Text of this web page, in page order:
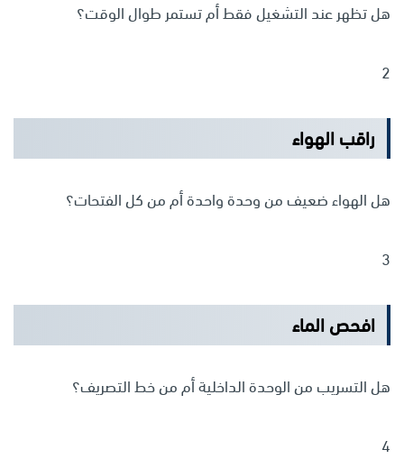
هل تظهر عند التشغيل فقط أم تستمر طوال الوقت؟
2
راقب الهواء
هل الهواء ضعيف من وحدة واحدة أم من كل الفتحات؟
3
افحص الماء
هل التسريب من الوحدة الداخلية أم من خط التصريف؟
4